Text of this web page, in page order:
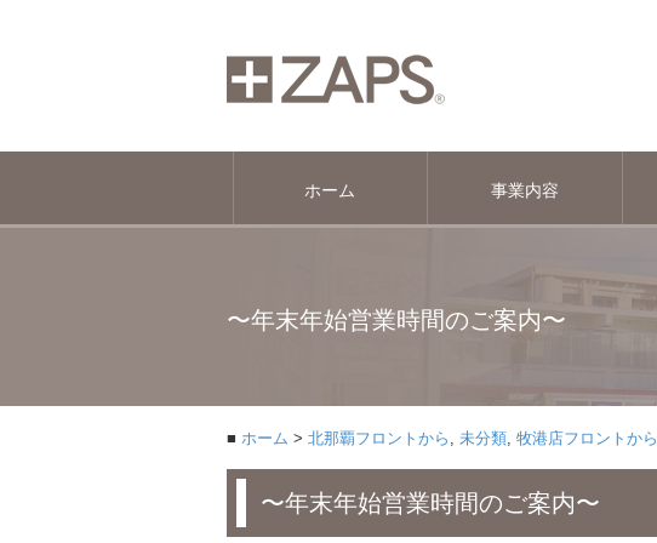
ホーム 事業内容
〜年末年始営業時間のご案内〜
ホーム 北那覇フロントから , 未分類, 牧港店フロントから
〜年末年始営業時間のご案内〜